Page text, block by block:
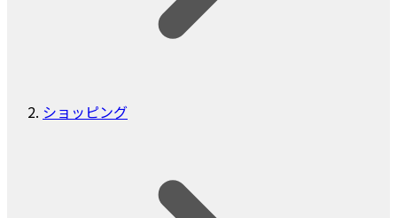
ショッピング